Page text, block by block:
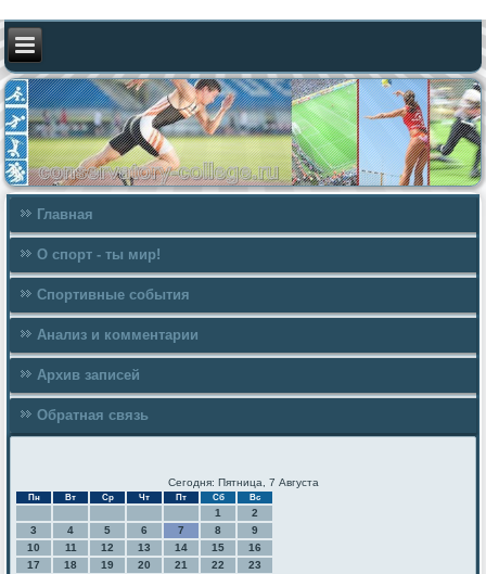
Главная
О спорт - ты мир!
Спортивные события
Анализ и комментарии
Архив записей
Обратная связь
Сегодня: Пятница, 7 Августа
Пн Вт Ср Чт Пт Сб Вс
1
2
3
4 5 6 7 8
9
10
11 12 13 14 15
16
17
18 19 20 21 22
23